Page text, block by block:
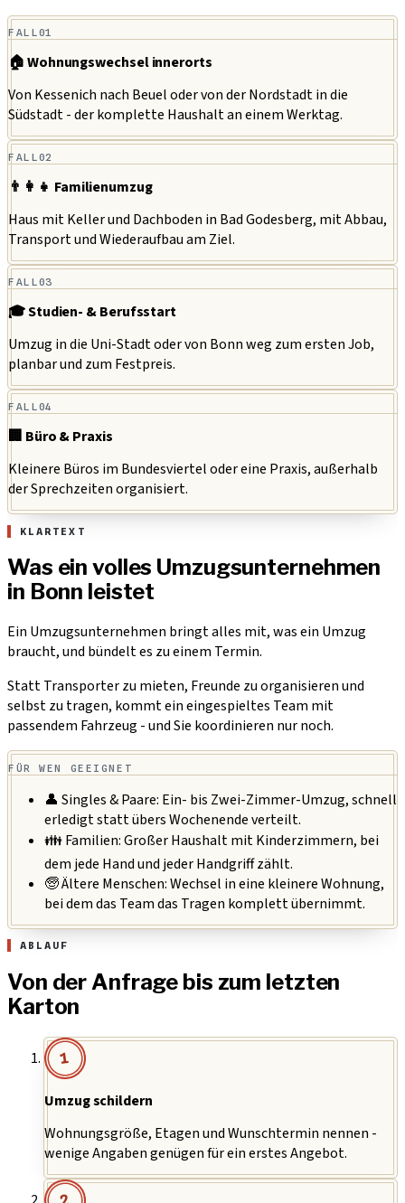
FALL01
🏠 Wohnungswechsel innerorts
Von Kessenich nach Beuel oder von der Nordstadt in die
Südstadt - der komplette Haushalt an einem Werktag.
FALL02
👨‍👩‍👧 Familienumzug
Haus mit Keller und Dachboden in Bad Godesberg, mit Abbau,
Transport und Wiederaufbau am Ziel.
FALL03
🎓 Studien- & Berufsstart
Umzug in die Uni-Stadt oder von Bonn weg zum ersten Job,
planbar und zum Festpreis.
FALL04
🏢 Büro & Praxis
Kleinere Büros im Bundesviertel oder eine Praxis, außerhalb
der Sprechzeiten organisiert.
KLARTEXT
Was ein volles Umzugsunternehmen
in Bonn leistet
Ein Umzugsunternehmen bringt alles mit, was ein Umzug
braucht, und bündelt es zu einem Termin.
Statt Transporter zu mieten, Freunde zu organisieren und
selbst zu tragen, kommt ein eingespieltes Team mit
passendem Fahrzeug - und Sie koordinieren nur noch.
FÜR WEN GEEIGNET
👤 Singles & Paare: Ein- bis Zwei-Zimmer-Umzug, schnell
erledigt statt übers Wochenende verteilt.
👪 Familien:Großer Haushalt mit Kinderzimmern, bei
dem jede Hand und jeder Handgriff zählt.
🧓 Ältere Menschen:Wechsel in eine kleinere Wohnung,
bei dem das Team das Tragen komplett übernimmt.
ABLAUF
Von der Anfrage bis zum letzten
Karton
1
Umzug schildern
Wohnungsgröße, Etagen und Wunschtermin nennen -
wenige Angaben genügen für ein erstes Angebot.